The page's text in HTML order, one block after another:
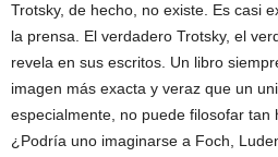
Trotsky, de hecho, no existe. Es casi
la prensa. El verdadero Trotsky, el
revela en sus escritos. Un libro
imagen más exacta y veraz que un
especialmente, no puede filosofar tan
¿Podría uno imaginarse a Foch,